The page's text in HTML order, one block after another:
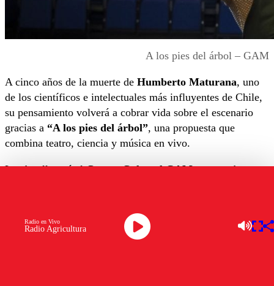
A los pies del árbol – GAM
A cinco años de la muerte de Humberto Maturana, uno
de los científicos e intelectuales más influyentes de Chile,
su pensamiento volverá a cobrar vida sobre el escenario
gracias a “A los pies del árbol”, una propuesta que
combina teatro, ciencia y música en vivo.
La obra llegará alCentro Cultural GAMcon una breve
del Premio Nacional de Ciencias.
El montaje tendrá como protagonista a
Radio Agricultura
Radio en Vivo